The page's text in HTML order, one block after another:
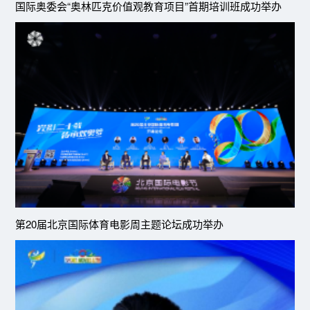
国际奥委会“奥林匹克价值观教育项目”首期培训班成功举办
第20届北京国际体育电影周主题论坛成功举办